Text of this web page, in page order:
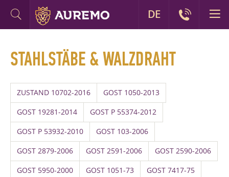
STAHLSTÄBE & WALZDRAHT
ZUSTAND 10702-2016 GOST 1050-2013
GOST 19281-2014 GOST P 55374-2012
GOST P 53932-2010 GOST 103-2006
GOST 2879-2006 GOST 2591-2006 GOST 2590-2006
GOST 5950-2000 GOST 1051-73 GOST 7417-75
DE